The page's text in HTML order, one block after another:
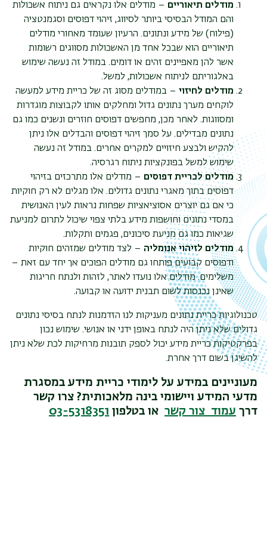
מודלים תיאוריים – מודלים אלו נקראים גם ניתוח אשכולות
והם המודל הבסיסי ביותר לסיווג, זיהוי דפוסים וסגמנטציה
(פילוח) של מידע ונתונים. הרעיון שעומד מאחורי מודלים
תיאוריים הוא שבכל אחד מן האשכולות מסווגים רשומות
אשר להן מאפיינים זהים או דומים. במודל זה נעשה שימוש
באלגוריתם לניתוח אשכולות, למשל.
מודלים לחיזוי – במודלים מסוג זה של כריית מידע למעשה
לוקחים מערך נתונים גדול ומחלקים אותו לקבוצות מוגדרות
ומסווגות. לאחר מכן, מחפשים דפוסים חוזרים ונשנים כמו גם
נתונים מבדילים. על סמך זיהוי דפוסים והבדלים אלו ניתן
להקיש ולבצע חיזויים למקרים אחרים. במודל זה נעשה
שימוש למשל בפונקציות ניתוח רגרסיה.
מודלים לכריית דפוסים – מודלים אלו מתרכזים בזיהוי
דפוסים בתוך מאגרי נתונים גדולים. אלו מגלים לא רק חוקיות
כי אם גם יוצרים אסוציאציות שפחות נראות לעין האנושית
במסדי נתונים וחושפות מידע בלתי צפוי שיכול לתרום למניעת
שגיאות כמו גם מניעת סיכונים, פגמים ותקלות.
מודלים לזיהוי אנומליה – לצד מודלים שמזהים חוקיות
ודפוסים קבועים פותחו גם מודלים הפוכים אך יחד עם זאת –
משלימים. מודלים אלו נועדו לאתר, לזהות ולנתח חריגות
שאינן נכנסות לשום תבנית ידועה או קבועה.
טכנולוגיות כריית נתונים מעניקות לנו הזדמנות לנתח בסיסי נתונים
גדולים שלא ניתן היה לנתח באופן ידני או אנושי. שימוש נכון
בפרקטיקות כריית מידע יכול לספק תובנות מרחיקות לכת שלא ניתן
להשיגן בשום דרך אחרת.
מעוניינים במידע על לימודי כריית מידע במסגרת
מדעי המידע ויישומי בינה מלאכותית? צרו קשר
דרך עמוד צור קשר או בטלפון 03-5318351